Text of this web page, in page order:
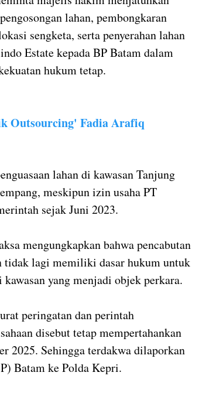
lahan, pembongkaran
sengketa, serta penyerahan lahan
Estate kepada BP Batam dalam
hukum tetap.
Outsourcing' Fadia Arafiq
lahan di kawasan Tanjung
meskipun izin usaha PT
sejak Juni 2023.
mengungkapkan bahwa pencabutan
tidak lagi memiliki dasar hukum untuk
yang menjadi objek perkara.
peringatan dan perintah
disebut tetap mempertahankan
2025. Sehingga terdakwa dilaporkan
Batam ke Polda Kepri.